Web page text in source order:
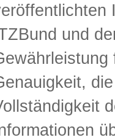
und